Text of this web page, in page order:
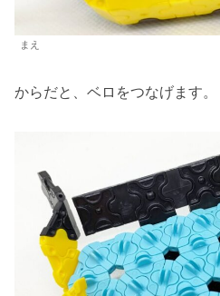
まえ
からだと、ベロをつなげます。